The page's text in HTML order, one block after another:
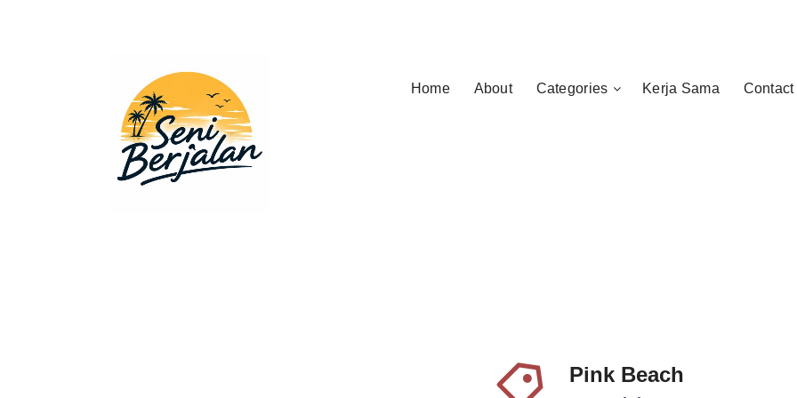
Home About Categories Kerja Sama Contact
Pink Beach